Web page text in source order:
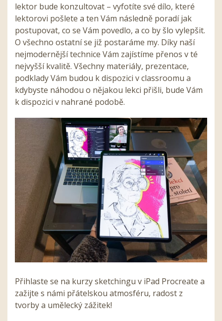
lektor bude konzultovat – vyfotíte své dílo, které
lektorovi pošlete a ten Vám následně poradí jak
postupovat, co se Vám povedlo, a co by šlo vylepšit.
O všechno ostatní se již postaráme my. Díky naší
nejmodernější technice Vám zajístíme přenos v té
nejvyšší kvalitě. Všechny materiály, prezentace,
podklady Vám budou k dispozici v classroomu a
kdybyste náhodou o nějakou lekci přišli, bude Vám
k dispozici v nahrané podobě.
Přihlaste se na kurzy sketchingu v iPad Procreate a
zažijte s námi přátelskou atmosféru, radost z
tvorby a umělecký zážitek!